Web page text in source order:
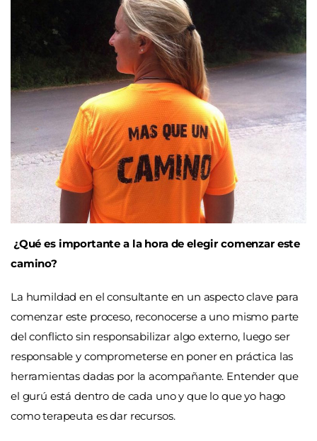
¿Qué es importante a la hora de elegir comenzar este
camino?
La humildad en el consultante en un aspecto clave para
comenzar este proceso, reconocerse a uno mismo parte
del conflicto sin responsabilizar algo externo, luego ser
responsable y comprometerse en poner en práctica las
herramientas dadas por la acompañante. Entender que
el gurú está dentro de cada uno y que lo que yo hago
como terapeuta es dar recursos.